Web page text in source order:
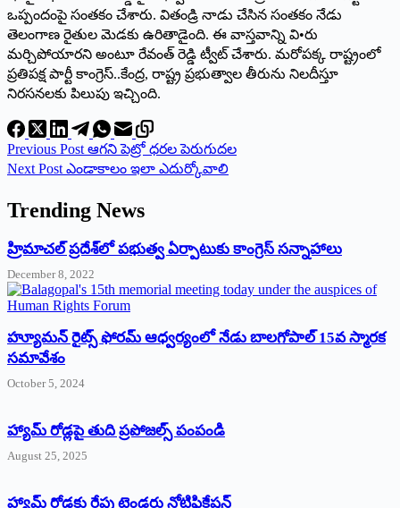
ఒప్పందంపై సంతకం చేశారు. వితండ్రి నాడు చేసిన సంతకం నేడు
తెలంగాణ రైతుల మెడకు ఉరితాడైంది. ఈ వాస్తవాన్ని వి•రు
మర్చిపోయారని అంటూ రేవంత్‌ ‌రెడ్డి ట్వీట్‌ ‌చేశారు. మరోపక్క రాష్ట్రంలో
ప్రతిపక్ష పార్టీ కాంగ్రెస్‌..‌కేంద్ర, రాష్ట్ర ప్రభుత్వాల తీరును నిలదీస్తూ
నిరసనలకు పిలుపు ఇచ్చింది.
Previous Post ఆగని పెట్రో ధరల పెరుగుదల
Next Post ఎండాకాలం ఇలా ఎదుర్కోవాలి
Trending News
‌హ్రిమాచల్‌ ‌ప్రదేశ్‌లో పభుత్వ ఏర్పాటుకు కాంగ్రెస్‌ ‌సన్నాహాలు
December 8, 2022
హ్యూమన్‌ రైట్స్‌ ఫోరమ్‌ ఆధ్వర్యంలో నేడు బాలగోపాల్‌ 15వ స్మారక
సమావేశం
October 5, 2024
హ్యామ్‌ రోడ్లపై తుది ప్రపోజల్స్‌ పంపండి
August 25, 2025
హ్యామ్‌ రోడ్లకు రేపు టెండరు నోటిఫికేషన్‌